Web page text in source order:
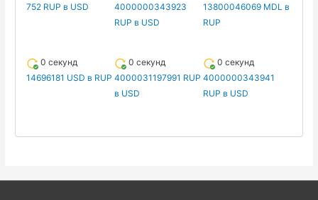
752 RUP в USD
4000000343923
RUP в USD
13800046069 MDL в
RUP
0 секунд
14696181 USD в RUP
0 секунд
4000031197991 RUP
в USD
0 секунд
4000000343941
RUP в USD